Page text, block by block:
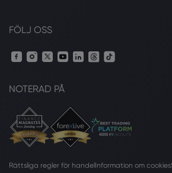
FÖLJ OSS
NOTERAD PÅ
Rättsliga regler för handelInformation om cookies